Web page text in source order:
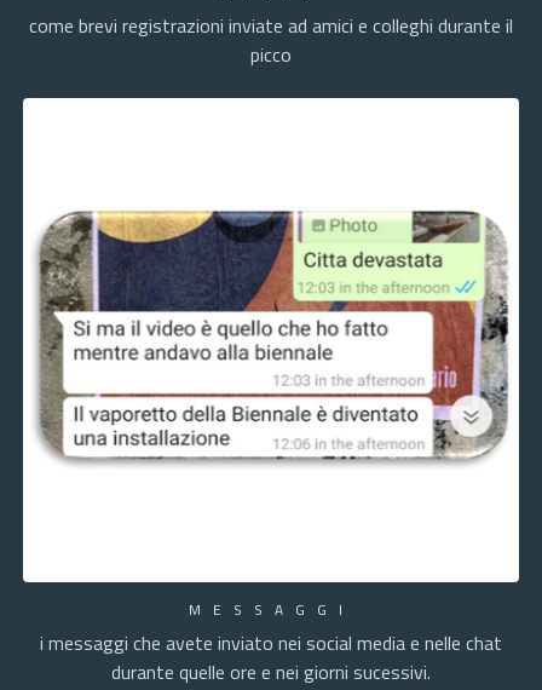
come brevi registrazioni inviate ad amici e colleghi durante il
picco
MESSAGGI
i messaggi che avete inviato nei social media e nelle chat
durante quelle ore e nei giorni sucessivi.